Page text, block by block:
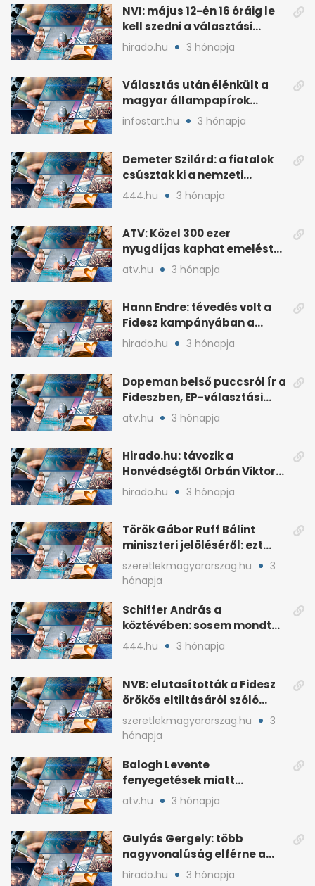
NVI: május 12-én 16 óráig le
kell szedni a választási
plakátokat
hirado.hu 3 hónapja
Választás után élénkült a
magyar állampapírok
lakossági értékesítése
infostart.hu 3 hónapja
Demeter Szilárd: a fiatalok
csúsztak ki a nemzeti
kultúrából
444.hu 3 hónapja
ATV: Közel 300 ezer
nyugdíjas kaphat emelést
idén a Tisza terve szerint
atv.hu 3 hónapja
Hann Endre: tévedés volt a
Fidesz kampányában a
háborús veszély
hirado.hu 3 hónapja
Dopeman belső puccsról ír a
Fideszben, EP-választási
árral
atv.hu 3 hónapja
Hirado.hu: távozik a
Honvédségtől Orbán Viktor
fia, Orbán Gáspár
hirado.hu 3 hónapja
Török Gábor Ruff Bálint
miniszteri jelöléséről: ezt
írta a posztjában
szeretlekmagyarorszag.hu
3
hónapja
Schiffer András a
köztévében: sosem mondta,
ki fog nyerni
444.hu 3 hónapja
NVB: elutasították a Fidesz
örökös eltiltásáról szóló
népszavazást
szeretlekmagyarorszag.hu
3
hónapja
Balogh Levente
fenyegetések miatt
lemondta erdélyi előadás-
atv.hu 3 hónapja
Gulyás Gergely: több
nagyvonalúság elférne a
kétharmados győztesekben
hirado.hu 3 hónapja